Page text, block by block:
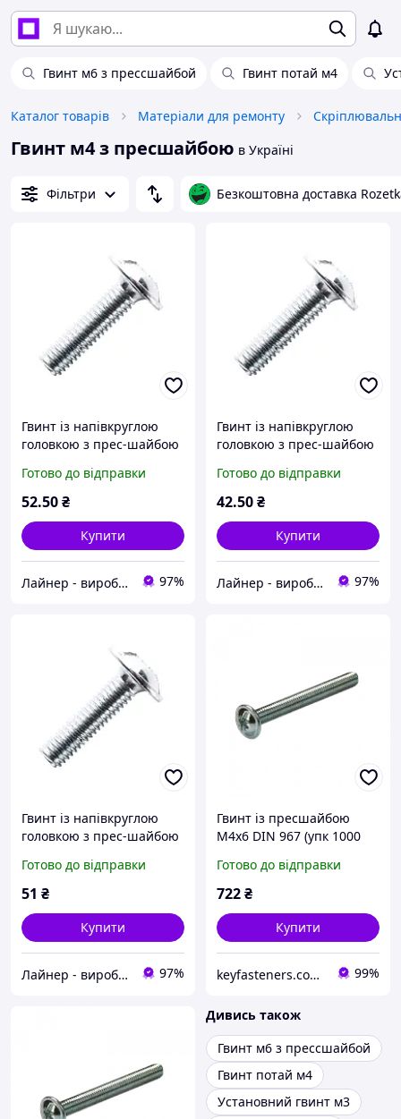
Гвинт м6 з прессшайбой Гвинт потай м4
Каталог товарів Матеріали для ремонту
Гвинт м4 з пресшайбою в Україні
Фільтри Безкоштовна доставка
Гвинт із напівкруглою
головкою з прес-шайбою
міцний. 4.8 цинк білий
(пач. 50 шт.)
Готово до відправки
52.50₴
Купити
Лайнер - виробничо-торгова компанія 97%
Гвинт із напівкруглою
головкою з прес-шайбою
міцний. 4.8 цинк білий
(пач. 50 шт.)
Готово до відправки
42.50₴
Купити
Лайнер - виробничо-торгова компанія 97%
Гвинт із напівкруглою
головкою з прес-шайбою
міцний. 4.8 цинк білий
(пач. 50 шт.)
Готово до відправки
51 ₴
Купити
Лайнер - виробничо-торгова компанія 97%
Гвинт із пресшайбою
М4х6 DIN 967 (упк 1000
Готово до відправки
722₴
Купити
keyfasteners.com.ua 99%
Дивись також
Гвинт м6 з прессшайбой
Гвинт потай м4
Установний гвинт м3